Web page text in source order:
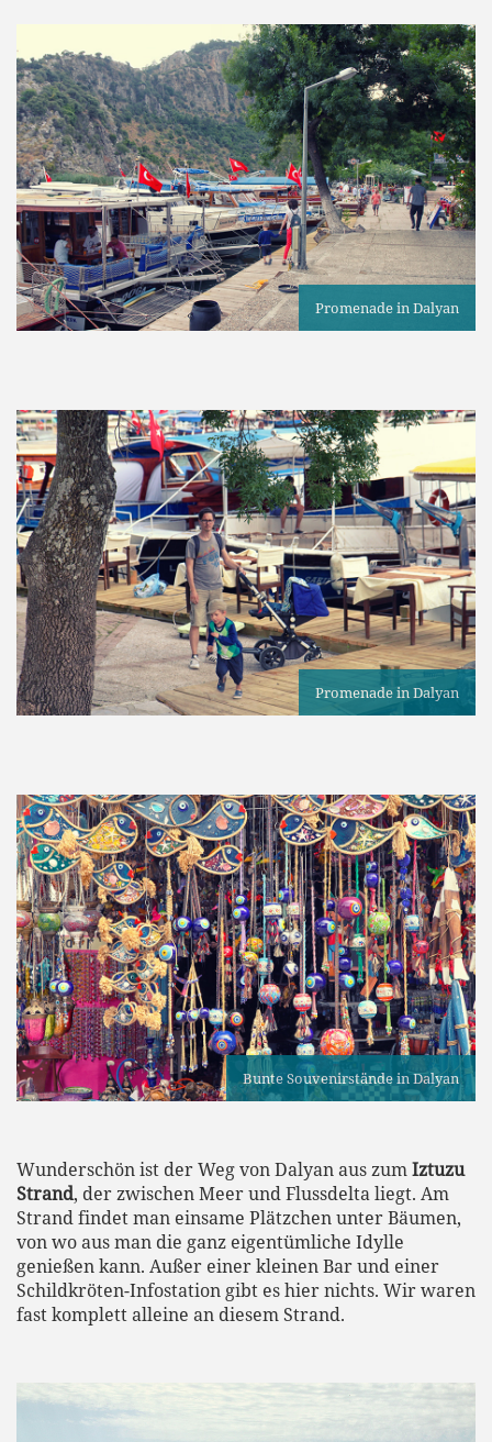
Promenade in Dalyan
Promenade in Dalyan
Bunte Souvenirstände in Dalyan
Wunderschön ist der Weg von Dalyan aus zumIztuzu
Strand, der zwischen Meer und Flussdelta liegt. Am
Strand findet man einsame Plätzchen unter Bäumen,
von wo aus man die ganz eigentümliche Idylle
genießen kann. Außer einer kleinen Bar und einer
Schildkröten-Infostation gibt es hier nichts. Wir waren
fast komplett alleine an diesem Strand.